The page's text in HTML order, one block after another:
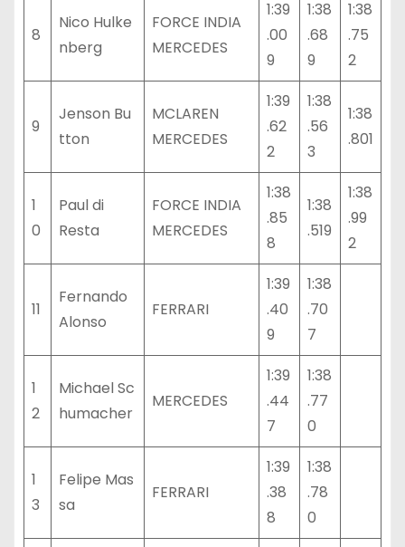
8
Nico Hulke
nberg
FORCE INDIA
MERCEDES
1:39
.00
9
1:38
.68
9
1:38
.75
2
9
Jenson Bu
tton
MCLAREN
MERCEDES
1:39
.62
2
1:38
.56
3
1:38
.801
1
0
Paul di
Resta
FORCE INDIA
MERCEDES
1:38
.85
8
1:38
.519
1:38
.99
2
11
Fernando
Alonso
FERRARI
1:39
.40
9
1:38
.70
7
1
2
Michael Sc
humacher
MERCEDES
1:39
.44
7
1:38
.77
0
1
3
Felipe Mas
sa
FERRARI
1:39
.38
8
1:38
.78
0